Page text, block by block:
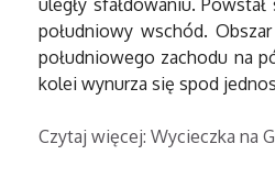
uległy sfałdowaniu.
południowy wschód.
południowego zachodu na
kolei wynurza się spod
Czytaj więcej: Wycieczka na